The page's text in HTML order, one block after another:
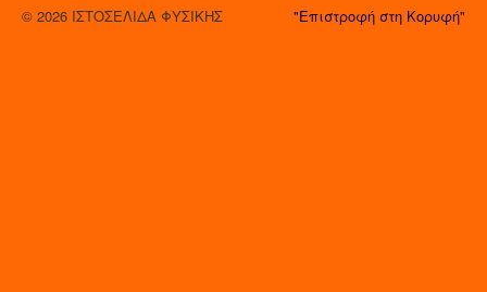
"Επιστροφή στη Κορυφή"
© 2026 ΙΣΤΟΣΕΛΙΔΑ ΦΥΣΙΚΗΣ